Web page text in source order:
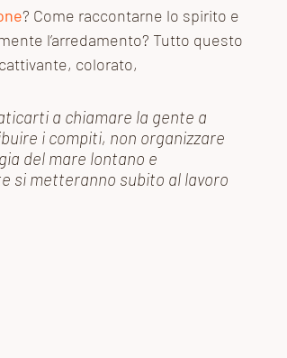
? Come raccontarne lo spirito e
l’arredamento? Tutto questo
colorato,
a chiamare la gente a
i compiti, non organizzare
del mare lontano e
si metteranno subito al lavoro